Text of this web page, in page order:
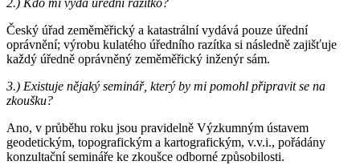
2.) Kdo mi vydá úřední razítko?
Český úřad zeměměřický a katastrální vydává pouze úřední
oprávnění; výrobu kulatého úředního razítka si následně zajišťuje
každý úředně oprávněný zeměměřický inženýr sám.
3.) Existuje nějaký seminář, který by mi pomohl připravit se na
zkoušku?
Ano, v průběhu roku jsou pravidelně Výzkumným ústavem
geodetickým, topografickým a kartografickým, v.v.i., pořádány
konzultační semináře ke zkoušce odborné způsobilosti.